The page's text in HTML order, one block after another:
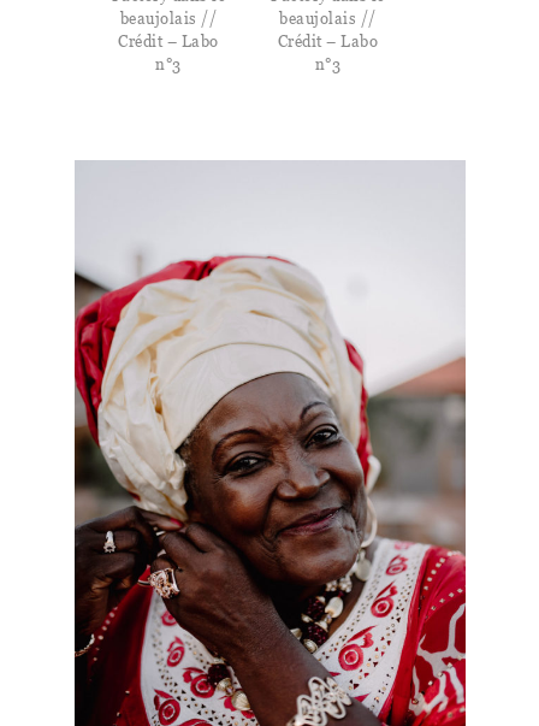
beaujolais //
Crédit – Labo
n°3
beaujolais //
Crédit – Labo
n°3